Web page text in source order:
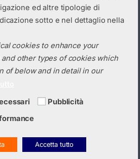
di un preventivo?
0423 6326
ed altre tipologie di
sotto e nel dettaglio nella
cookies to enhance your
other types of cookies which
of below and in detail in our
Pubblicità
Accetta tutto